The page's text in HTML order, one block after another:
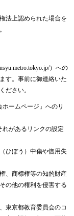
法上認められた場合を
）への
す。事前に御連絡いた
ださい。
ームページ」へのリ
があるリンクの設定
ひぼう）中傷や信用失
、商標権等の知的財産
の他の権利を侵害する
東京都教育委員会のコ